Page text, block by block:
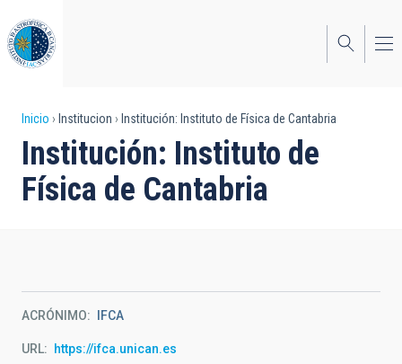
al
contenido
principal
Sobrescribir
enlaces
de
navegación
Inicio Institucion Institución: Instituto de Física de Cantabria
Institución: Instituto de
Física de Cantabria
ACRÓNIMO IFCA
URL https://ifca.unican.es